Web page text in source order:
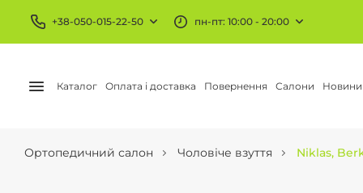
+38-050-015-22-50 пн-пт: 10:00 - 20:00
Каталог
БАНДАЖІ ТА ОРТЕЗИ КОМПРЕСІЙНИЙ
Оплата і доставка Повернення Салони Новини
Ортопедичний салон Чоловіче взуття Niklas,